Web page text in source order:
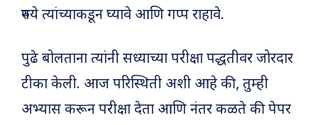
रुपये त्यांच्याकडून घ्यावे आणि गप्प राहावे.
पुढे बोलताना त्यांनी सध्याच्या परीक्षा पद्धतीवर जोरदार
टीका केली. आज परिस्थिती अशी आहे की, तुम्ही
अभ्यास करून परीक्षा देता आणि नंतर कळते की पेपर